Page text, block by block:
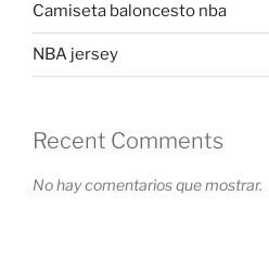
Camiseta baloncesto nba
NBA jersey
Recent Comments
No hay comentarios que mostrar.